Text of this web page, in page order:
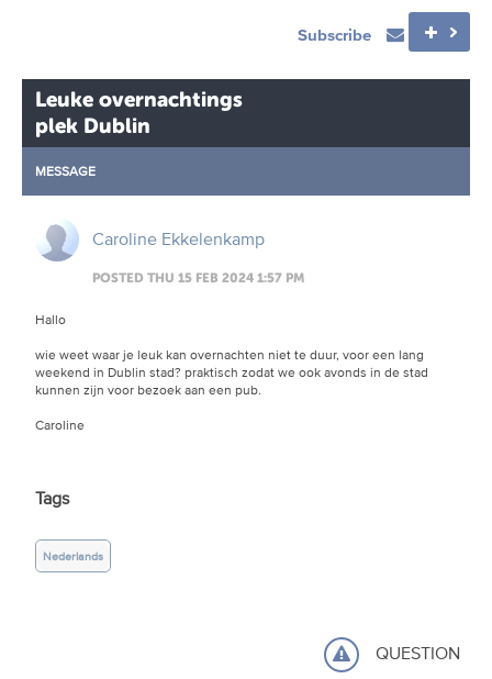
Subscribe
Leuke overnachtings
plek Dublin
MESSAGE
Caroline Ekkelenkamp
POSTED THU 15 FEB 2024 1:57 PM
Hallo
wie weet waar je leuk kan overnachten niet te duur, voor een lang
weekend in Dublin stad? praktisch zodat we ook avonds in de stad
kunnen zijn voor bezoek aan een pub.
Caroline
Tags
Nederlands
QUESTION